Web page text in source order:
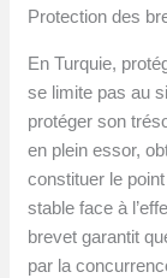
Protection des
En Turquie,
se limite pas au
protéger son
en plein essor,
constituer le
stable face à
brevet garantit
par la